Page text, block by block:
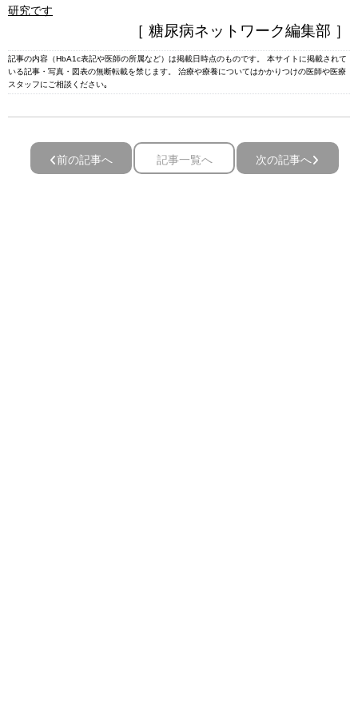
研究です
［ 糖尿病ネットワーク編集部 ］
記事の内容（HbA1c表記や医師の所属など）は掲載日時点のものです。 本サイトに掲載されて
いる記事・写真・図表の無断転載を禁じます。 治療や療養についてはかかりつけの医師や医療
スタッフにご相談ください｡
前の記事へ 記事一覧へ 次の記事へ